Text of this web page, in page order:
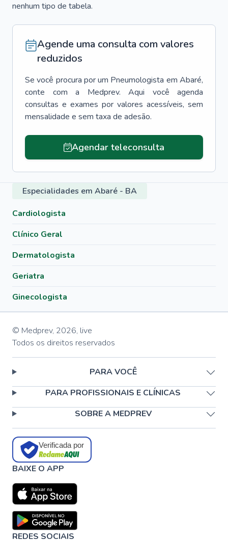
nenhum tipo de tabela.
Agende uma consulta com valores
reduzidos
Se você procura por um Pneumologista em Abaré,
conte com a Medprev. Aqui você agenda
consultas e exames por valores acessíveis, sem
mensalidade e sem taxa de adesão.
Agendar teleconsulta
Especialidades em Abaré - BA
Cardiologista
Clínico Geral
Dermatologista
Geriatra
Ginecologista
© Medprev, 2026, live
Todos os direitos reservados
PARA VOCÊ
PARA PROFISSIONAIS E CLÍNICAS
SOBRE A MEDPREV
Verificada por
BAIXE O APP
REDES SOCIAIS